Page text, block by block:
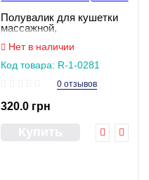
Полувалик для кушетки
массажной,
кожзам
Нет в наличии
Код товара: R-1-0281
0 отзывов
320.0 грн